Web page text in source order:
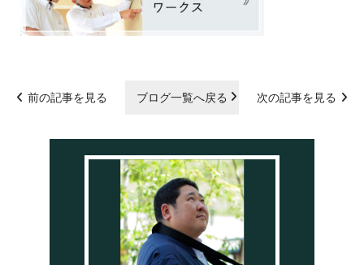
前の記事を見る ブログ一覧へ戻る 次の記事を見る